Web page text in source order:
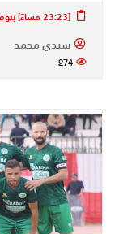
[23:23 مساءً] بتوقيت الجزائر - الثلاثاء 09 ديسمبر 2025
سيدي محمد
274